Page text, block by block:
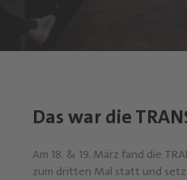
Das war die
Am 18. & 19. März fand die
zum dritten Mal statt und